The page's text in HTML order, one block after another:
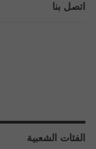
اتصل بنا
الفئات الشعبية